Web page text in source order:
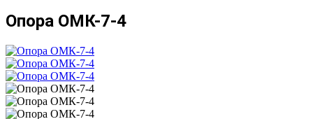
Опора ОМК-7-4